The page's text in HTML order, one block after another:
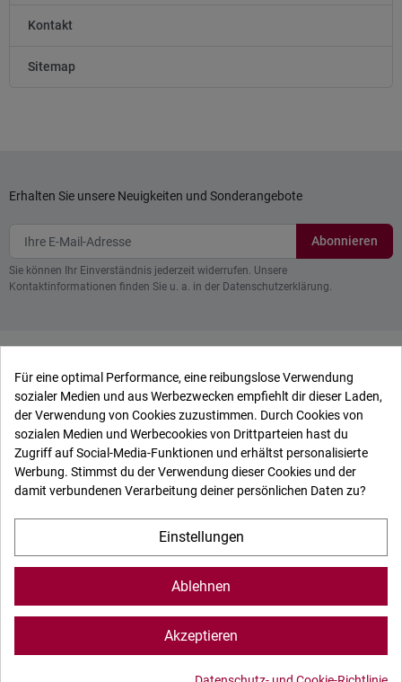
Kontakt
Sitemap
Erhalten Sie unsere Neuigkeiten und Sonderangebote
Sie können Ihr Einverständnis jederzeit widerrufen. Unsere
Kontaktinformationen finden Sie u. a. in der Datenschutzerklärung.
Shop-Einstellungen
Entdecken Sie
Ardenne-Aventures
Ihr Konto
Ardenne aventures -Partner-Impressum & Kontakt-
Allgemeine Geschäftsbedingungen
Diese Website verwendet Cookies, um die Nutzererfahrung
zu verbessern.Datenschutz
© Copyright 2026 - Ardenne aventures
Für eine optimal Performance, eine reibungslose Verwendung
sozialer Medien und aus Werbezwecken empfiehlt dir dieser Laden,
der Verwendung von Cookies zuzustimmen. Durch Cookies von
sozialen Medien und Werbecookies von Drittparteien hast du
Zugriff auf Social-Media-Funktionen und erhältst personalisierte
Werbung. Stimmst du der Verwendung dieser Cookies und der
damit verbundenen Verarbeitung deiner persönlichen Daten zu?
Einstellungen
Ablehnen
Akzeptieren